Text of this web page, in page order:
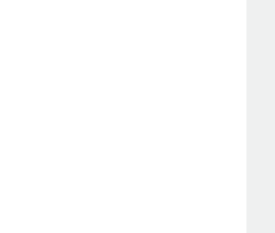
管理